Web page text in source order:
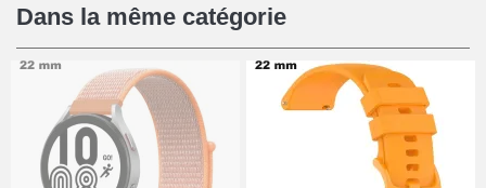
Pied à Coulisse Numérique
9,90 €
Pince à Poinçonner (pince trou)
Dans la même catégorie